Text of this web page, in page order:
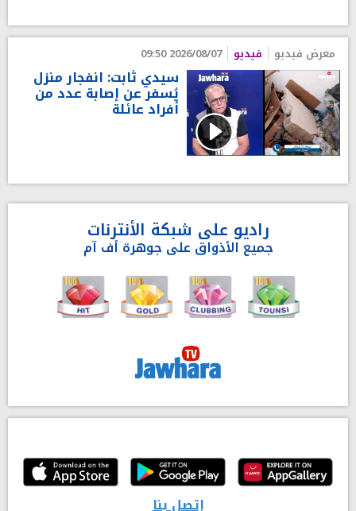
معرض فيديو فيديو 2026/08/07 09:50
سيدي ثابت: انفجار منزل
يُسفر عن إصابة عدد من
أفراد عائلة
راديو على شبكة الأنترنات
جميع الأذواق على جوهرة أف آم
إتصل بنا